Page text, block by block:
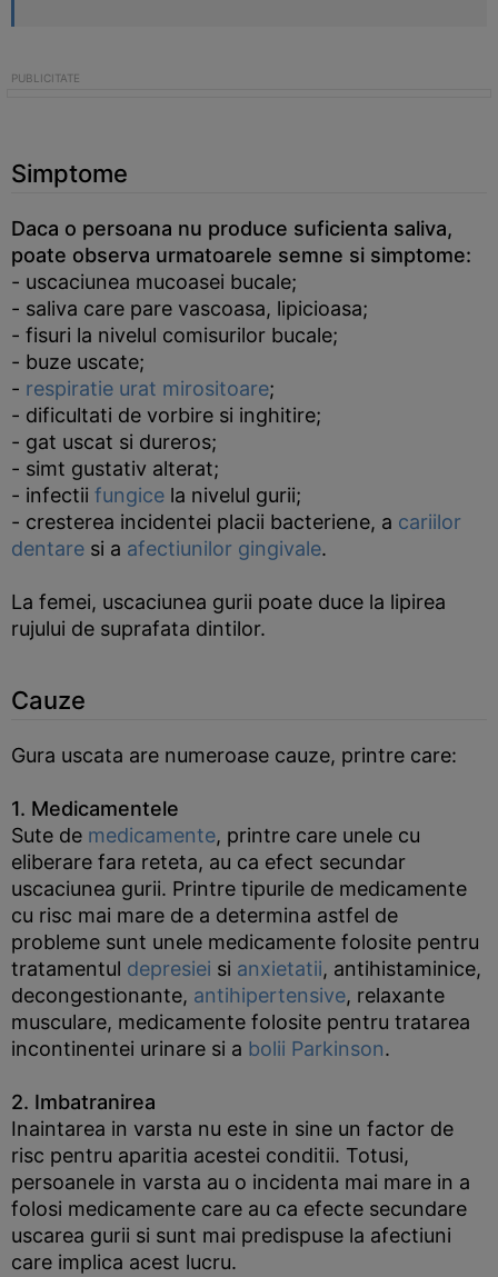
Simptome
Daca o persoana nu produce suficienta saliva,
poate observa urmatoarele semne si simptome:
- uscaciunea mucoasei bucale;
- saliva care pare vascoasa, lipicioasa;
- fisuri la nivelul comisurilor bucale;
- buze uscate;
- respiratie urat mirositoare;
- dificultati de vorbire si inghitire;
- gat uscat si dureros;
- simt gustativ alterat;
- infectii fungice la nivelul gurii;
- cresterea incidentei placii bacteriene, a cariilor
dentare si a afectiunilor gingivale.
La femei, uscaciunea gurii poate duce la lipirea
rujului de suprafata dintilor.
Cauze
Gura uscata are numeroase cauze, printre care:
1. Medicamentele
Sute de medicamente, printre care unele cu
eliberare fara reteta, au ca efect secundar
uscaciunea gurii. Printre tipurile de medicamente
cu risc mai mare de a determina astfel de
probleme sunt unele medicamente folosite pentru
tratamentul depresiei si anxietatii, antihistaminice,
decongestionante, antihipertensive, relaxante
musculare, medicamente folosite pentru tratarea
incontinentei urinare si a bolii Parkinson.
2. Imbatranirea
Inaintarea in varsta nu este in sine un factor de
risc pentru aparitia acestei conditii. Totusi,
persoanele in varsta au o incidenta mai mare in a
folosi medicamente care au ca efecte secundare
uscarea gurii si sunt mai predispuse la afectiuni
care implica acest lucru.